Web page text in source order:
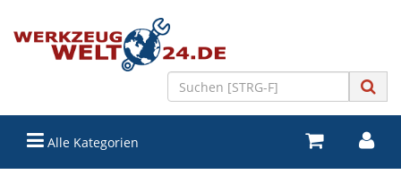
Alle Kategorien